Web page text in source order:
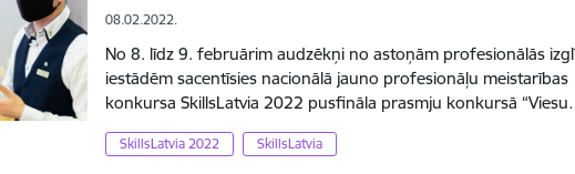
08.02.2022.
No 8. līdz 9. februārim audzēkņi no astoņām profesionālās
iestādēm sacentīsies nacionālā jauno profesionāļu meistarības
konkursa SkillsLatvia 2022 pusfināla prasmju konkursā
SkillsLatvia 2022 SkillsLatvia